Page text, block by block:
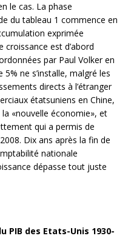
le cas. La phase
du tableau 1 commence en
exprimée
est d’abord
par Paul Volker en
ne s’installe, malgré les
directs à l’étranger
étatsuniens en Chine,
«nouvelle économie», et
qui a permis de
Dix ans après la fin de
nationale
dépasse tout juste
PIB des Etats-Unis 1930-